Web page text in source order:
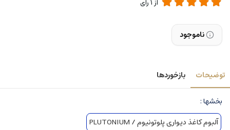
از 1رای
ناموجود
توضیحات بازخوردها
بخشها :
آلبوم کاغذ دیواری پلوتونیوم / PLUTONIUM